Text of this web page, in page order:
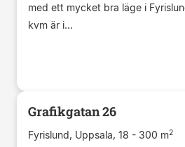
med ett mycket bra läge i
kvm är i...
Grafikgatan 26
Fyrislund, Uppsala, 18 - 300 m2